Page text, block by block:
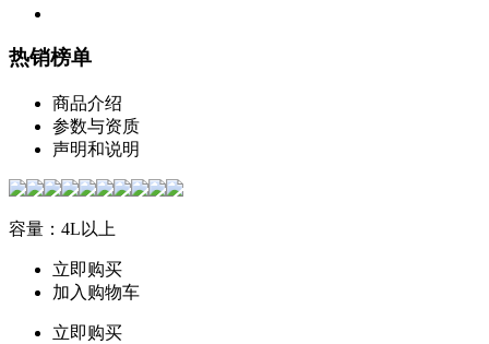
热销榜单
商品介绍
参数与资质
声明和说明
容量：4L以上
立即购买
加入购物车
立即购买